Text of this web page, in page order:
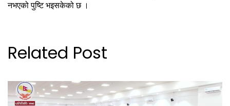
नभएको पुष्टि भइसकेको छ ।
Related Post